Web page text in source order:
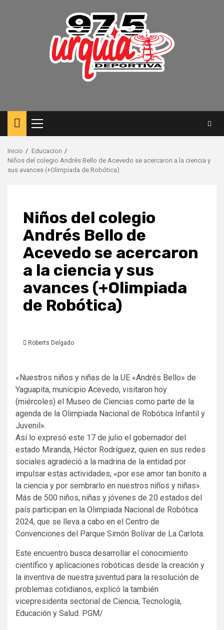
Menú
principal
Inicio
Educacion
Niños del colegio Andrés Bello de Acevedo se acercaron a la ciencia y
sus avances (+Olimpiada de Robótica)
Niños del colegio
Andrés Bello de
Acevedo se acercaron
a la ciencia y sus
avances (+Olimpiada
de Robótica)
Roberts Delgado
«Nuestros niños y niñas de la UE «Andrés Bello» de
Yaguapita, municipio Acevedo, visitaron hoy
(miércoles) el Museo de Ciencias como parte de la
agenda de la Olimpiada Nacional de Robótica Infantil y
Juvenil».
Así lo expresó este 17 de julio el gobernador del
estado Miranda, Héctor Rodríguez, quien en sus redes
sociales agradeció a la madrina de la entidad por
impulsar estas actividades, «por ese amor tan bonito a
la ciencia y por sembrarlo en nuestros niños y niñas».
Más de 500 niños, niñas y jóvenes de 20 estados del
país participan en la Olimpiada Nacional de Robótica
2024, que se lleva a cabo en el Centro de
Convenciones del Parque Simón Bolívar de La Carlota.
Este encuentro busca desarrollar el conocimiento
científico y aplicaciones robóticas desde la creación y
la inventiva de nuestra juventud para la resolución de
problemas cotidianos, explicó la también
vicepresidenta sectorial de Ciencia, Tecnología,
Educación y Salud. PGM/